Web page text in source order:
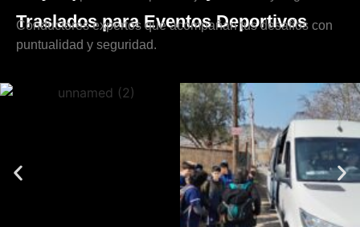
Traslados para Eventos Deportivos
Conductores expertos que acompañan tus desafíos con
puntualidad y seguridad.